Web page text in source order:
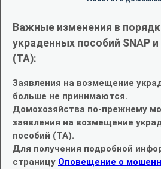
Важные изменения в
украденных пособий SNAP
(TA):
Заявления на возмещение
больше не принимаются.
Домохозяйства по-прежнему
заявления на возмещение
пособий (TA).
Для получения подробной
страницу Оповещение о